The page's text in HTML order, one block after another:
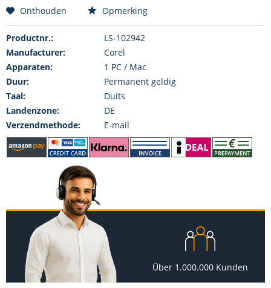
Onthouden Opmerking
Productnr.:
LS-102942
Manufacturer:
Corel
Apparaten:
1 PC / Mac
Duur:
Permanent geldig
Taal:
Duits
Landenzone:
DE
Verzendmethode:
E-mail
Über 1.000.000 Kunden